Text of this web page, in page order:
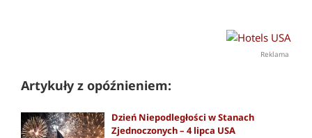
Reklama
Artykuły z opóźnieniem:
Dzień Niepodległości w Stanach
Zjednoczonych – 4 lipca USA